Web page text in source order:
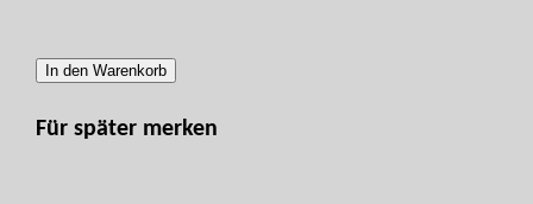
In den Warenkorb
Für später merken